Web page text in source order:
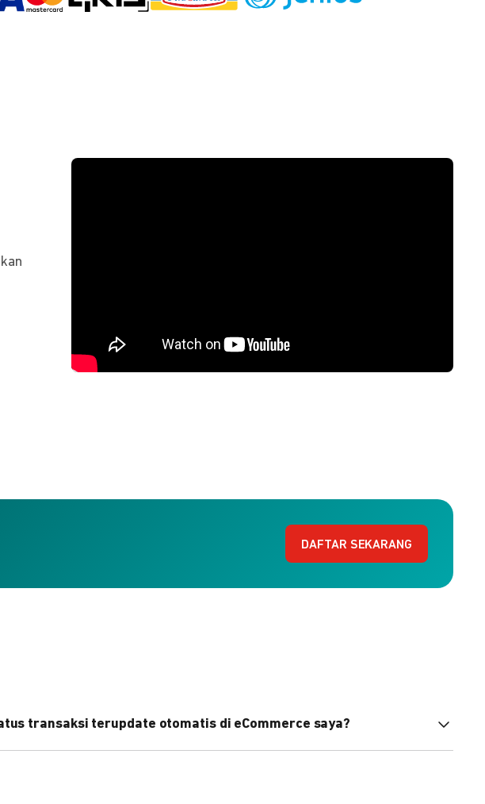
DAFTAR SEKARANG
transaksi terupdate otomatis di eCommerce saya?